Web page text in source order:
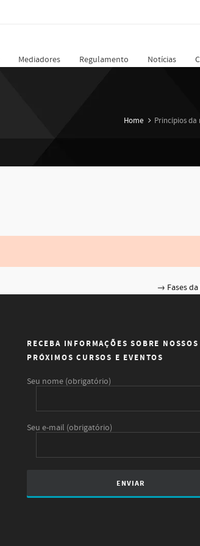
Mediadores Regulamento Notícias
Home Princípios da
Fases
RECEBA INFORMAÇÕES SOBRE NOSSOS
PRÓXIMOS CURSOS E EVENTOS
Seu nome (obrigatório)
Seu e-mail (obrigatório)